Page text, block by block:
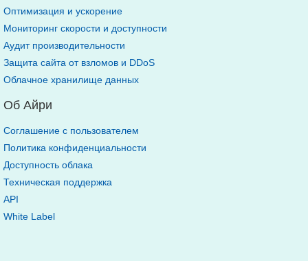
Оптимизация и ускорение
Мониторинг скорости и доступности
Аудит производительности
Защита сайта от взломов и DDoS
Облачное хранилище данных
Об Айри
Соглашение с пользователем
Политика конфиденциальности
Доступность облака
Техническая поддержка
API
White Label